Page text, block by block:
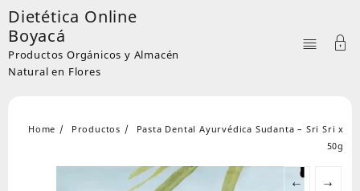
Skip
to
content
Dietética Online
Boyacá
Productos Orgánicos y Almacén
Natural en Flores
Home Productos
Pasta Dental Ayurvédica Sudanta – Sri Sri x
50g
← →